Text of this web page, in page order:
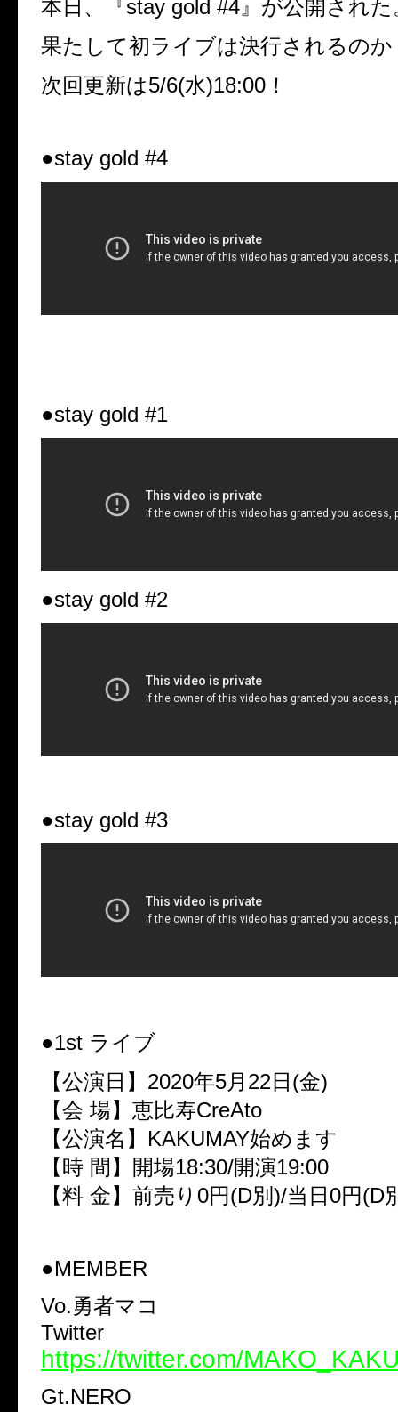
本日、『stay gold #4』が公開された
果たして初ライブは決行されるのか
次回更新は5/6(水)18:00！
●stay gold #4
●stay gold #1
●stay gold #2
●stay gold #3
●1st ライブ
【公演日】2020年5月22日(金)
【会 場】恵比寿CreAto
【公演名】KAKUMAY始めます
【時 間】開場18:30/開演19:00
【料 金】前売り0円(D別)/当日0円(D
●MEMBER
Vo.勇者マコ
Twitter
https://twitter.com/
Gt.NERO